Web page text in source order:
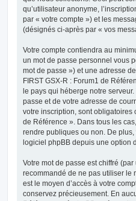
qu’utilisateur anonyme,
par « votre compte ») et les
(désignés ci-après par « vos
Votre compte contiendra au
un mot de passe personnel vous
mot de passe ») et une adresse
FIRST GSX-R : Forum1 de
le pays qui héberge notre
passe et de votre adresse de
votre inscription, sont obligatoires
de Référence ». Dans tous les
rendre publiques ou non. De
logiciel phpBB depuis une option
Votre mot de passe est chiffré
recommandé de ne pas utiliser le
est le moyen d’accès à votre
conservez précieusement. En